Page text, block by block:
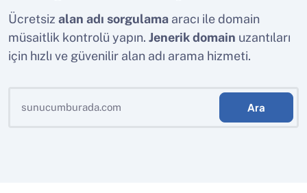
Ücretsiz alan adı sorgulama aracı ile domain
müsaitlik kontrolü yapın. Jenerik domain uzantıları
için hızlı ve güvenilir alan adı arama hizmeti.
Ara